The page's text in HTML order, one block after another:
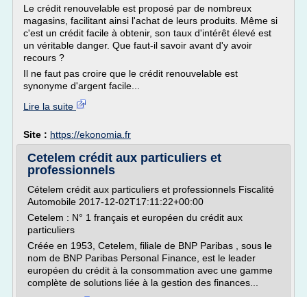
Le crédit renouvelable est proposé par de nombreux
magasins, facilitant ainsi l'achat de leurs produits. Même si
c'est un crédit facile à obtenir, son taux d'intérêt élevé est
un véritable danger. Que faut-il savoir avant d'y avoir
recours ?
Il ne faut pas croire que le crédit renouvelable est
synonyme d'argent facile...
Lire la suite
Site : https://ekonomia.fr
Cetelem crédit aux particuliers et
professionnels
Cételem crédit aux particuliers et professionnels Fiscalité
Automobile 2017-12-02T17:11:22+00:00
Cetelem : N° 1 français et européen du crédit aux
particuliers
Créée en 1953, Cetelem, filiale de BNP Paribas , sous le
nom de BNP Paribas Personal Finance, est le leader
européen du crédit à la consommation avec une gamme
complète de solutions liée à la gestion des finances...